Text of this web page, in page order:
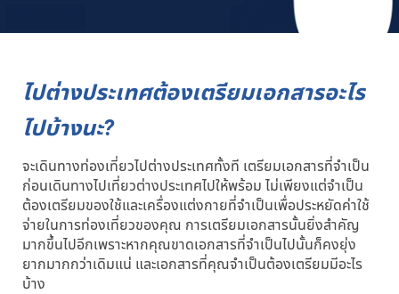
ไปต่างประเทศต้องเตรียมเอกสารอะไร
ไปบ้างนะ?
จะเดินทางท่องเที่ยวไปต่างประเทศทั้งที เตรียมเอกสารที่จำเป็น
ก่อนเดินทางไปเที่ยวต่างประเทศไปให้พร้อม ไม่เพียงแต่จำเป็น
ต้องเตรียมของใช้และเครื่องแต่งกายที่จำเป็นเพื่อประหยัดค่าใช้
จ่ายในการท่องเที่ยวของคุณ การเตรียมเอกสารนั้นยิ่งสำคัญ
มากขึ้นไปอีกเพราะหากคุณขาดเอกสารที่จำเป็นไปนั้นก็คงยุ่ง
ยากมากกว่าเดิมแน่ และเอกสารที่คุณจำเป็นต้องเตรียมมีอะไร
บ้าง